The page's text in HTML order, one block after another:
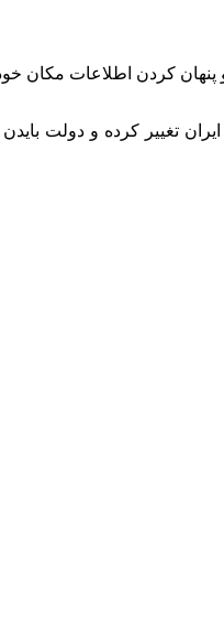
کردن اطلاعات مکان
ایران تغییر کرده و دولت